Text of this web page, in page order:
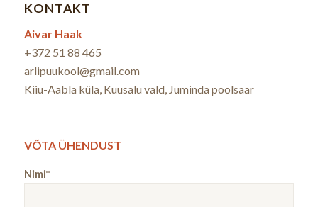
KONTAKT
Aivar Haak
+372 51 88 465
arlipuukool@gmail.com
Kiiu-Aabla küla, Kuusalu vald, Juminda poolsaar
VÕTA ÜHENDUST
Nimi*